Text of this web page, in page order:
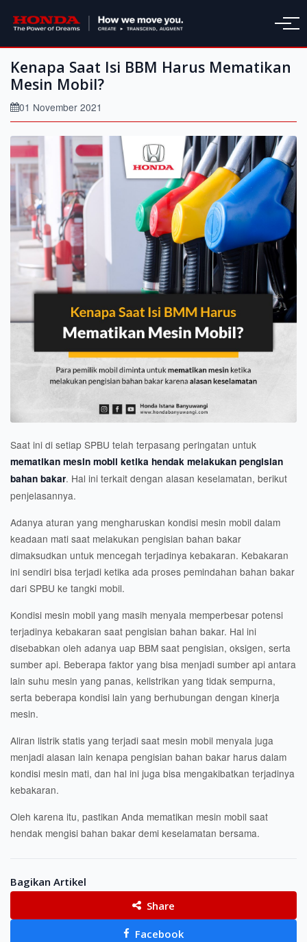
Kenapa Saat Isi BBM Harus Mematikan
Mesin Mobil?
01 November 2021
Saat ini di setiap SPBU telah terpasang peringatan untuk
mematikan mesin mobil ketika hendak melakukan pengisian
bahan bakar. Hal ini terkait dengan alasan keselamatan, berikut
penjelasannya.
Adanya aturan yang mengharuskan kondisi mesin mobil dalam
keadaan mati saat melakukan pengisian bahan bakar
dimaksudkan untuk mencegah terjadinya kebakaran. Kebakaran
ini sendiri bisa terjadi ketika ada proses pemindahan bahan bakar
dari SPBU ke tangki mobil.
Kondisi mesin mobil yang masih menyala memperbesar potensi
terjadinya kebakaran saat pengisian bahan bakar. Hal ini
disebabkan oleh adanya uap BBM saat pengisian, oksigen, serta
sumber api. Beberapa faktor yang bisa menjadi sumber api antara
lain suhu mesin yang panas, kelistrikan yang tidak sempurna,
serta beberapa kondisi lain yang berhubungan dengan kinerja
mesin.
Aliran listrik statis yang terjadi saat mesin mobil menyala juga
menjadi alasan lain kenapa pengisian bahan bakar harus dalam
kondisi mesin mati, dan hal ini juga bisa mengakibatkan terjadinya
kebakaran.
Oleh karena itu, pastikan Anda mematikan mesin mobil saat
hendak mengisi bahan bakar demi keselamatan bersama.
Bagikan Artikel
Share
Facebook